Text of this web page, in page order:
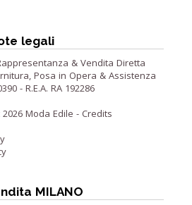
legali
& Vendita Diretta
Posa in Opera & Assistenza
- R.E.A. RA 192286
Moda Edile - Credits
MILANO